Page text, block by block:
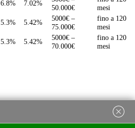
6.8% 7.02%
50.000€
mesi
5.3% 5.42%
5000€ –
75.000€
fino a 120
mesi
5.3% 5.42%
5000€ –
70.000€
fino a 120
mesi